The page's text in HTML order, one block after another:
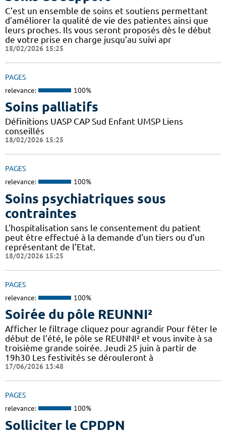
C’est un ensemble de soins et soutiens permettant
d’améliorer la qualité de vie des patientes ainsi que
leurs proches. Ils vous seront proposés dès le début
de votre prise en charge jusqu’au suivi apr
18/02/2026 15:25
PAGES
relevance: 100%
Soins palliatifs
Définitions UASP CAP Sud Enfant UMSP Liens
conseillés
18/02/2026 15:25
PAGES
relevance: 100%
Soins psychiatriques sous
contraintes
L'hospitalisation sans le consentement du patient
peut être effectué à la demande d'un tiers ou d’un
représentant de l’Etat.
18/02/2026 15:25
PAGES
relevance: 100%
Soirée du pôle REUNNI²
Afficher le filtrage cliquez pour agrandir Pour fêter le
début de l’été, le pôle se REUNNI² et vous invite à sa
troisième grande soirée. Jeudi 25 juin à partir de
19h30 Les festivités se dérouleront à
17/06/2026 13:48
PAGES
relevance: 100%
Solliciter le CPDPN